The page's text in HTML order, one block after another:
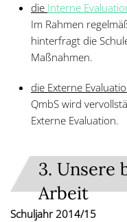
die Interne
Im Rahmen
hinterfragt die
Maßnahmen.
die Externe
QmbS wird
Externe Evaluation.
3. Unsere
Arbeit
Schuljahr 2014/15